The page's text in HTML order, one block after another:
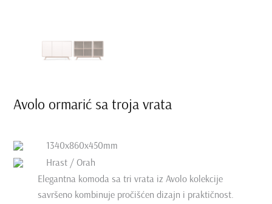
Avolo ormarić sa troja vrata
1340x860x450mm
Hrast / Orah
Elegantna komoda sa tri vrata iz Avolo kolekcije
savršeno kombinuje pročišćen dizajn i praktičnost.